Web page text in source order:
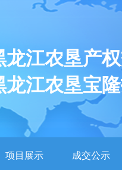
龙江农垦产
龙江农垦宝
项目展示 成交公示